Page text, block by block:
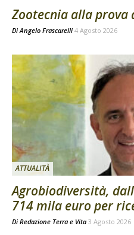
Zootecnia alla prova
DiAngelo Frascarelli 4 Agosto 2026
ATTUALITÀ
Agrobiodiversità,
714 mila euro per
Di Redazione Terra e Vita 3 Agosto 2026